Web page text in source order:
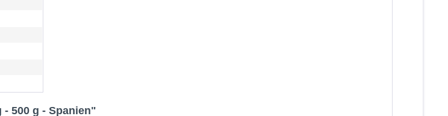
500 g - Spanien"